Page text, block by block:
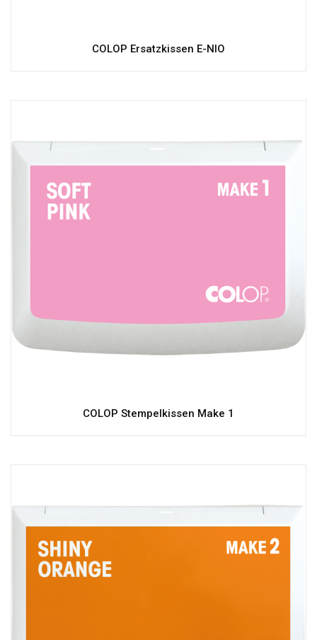
COLOP Ersatzkissen E-NIO
COLOP Stempelkissen Make 1